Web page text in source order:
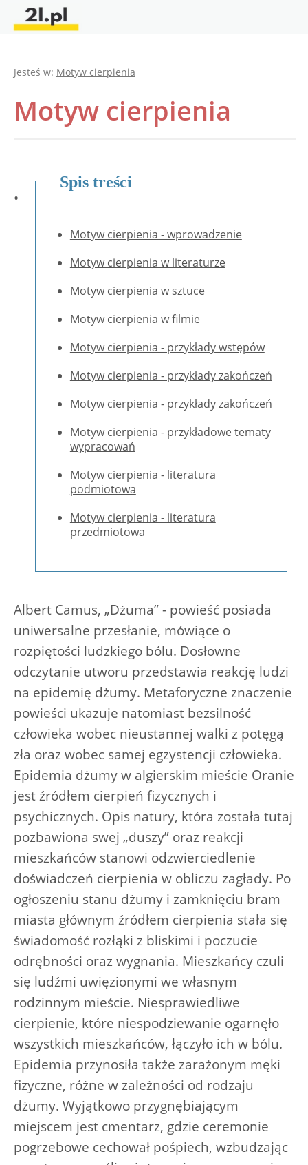
Jesteś w: Motyw cierpienia
Motyw cierpienia
Spis treści
Motyw cierpienia - wprowadzenie
Motyw cierpienia w literaturze
Motyw cierpienia w sztuce
Motyw cierpienia w filmie
Motyw cierpienia - przykłady wstępów
Motyw cierpienia - przykłady zakończeń
Motyw cierpienia - przykłady zakończeń
Motyw cierpienia - przykładowe tematy
wypracowań
Motyw cierpienia - literatura
podmiotowa
Motyw cierpienia - literatura
przedmiotowa
•
Albert Camus, „Dżuma” - powieść posiada
uniwersalne przesłanie, mówiące o
rozpiętości ludzkiego bólu. Dosłowne
odczytanie utworu przedstawia reakcję ludzi
na epidemię dżumy. Metaforyczne znaczenie
powieści ukazuje natomiast bezsilność
człowieka wobec nieustannej walki z potęgą
zła oraz wobec samej egzystencji człowieka.
Epidemia dżumy w algierskim mieście Oranie
jest źródłem cierpień fizycznych i
psychicznych. Opis natury, która została tutaj
pozbawiona swej „duszy” oraz reakcji
mieszkańców stanowi odzwierciedlenie
doświadczeń cierpienia w obliczu zagłady. Po
ogłoszeniu stanu dżumy i zamknięciu bram
miasta głównym źródłem cierpienia stała się
świadomość rozłąki z bliskimi i poczucie
odrębności oraz wygnania. Mieszkańcy czuli
się ludźmi uwięzionymi we własnym
rodzinnym mieście. Niesprawiedliwe
cierpienie, które niespodziewanie ogarnęło
wszystkich mieszkańców, łączyło ich w bólu.
Epidemia przynosiła także zarażonym męki
fizyczne, różne w zależności od rodzaju
dżumy. Wyjątkowo przygnębiającym
miejscem jest cmentarz, gdzie ceremonie
pogrzebowe cechował pośpiech, wzbudzając